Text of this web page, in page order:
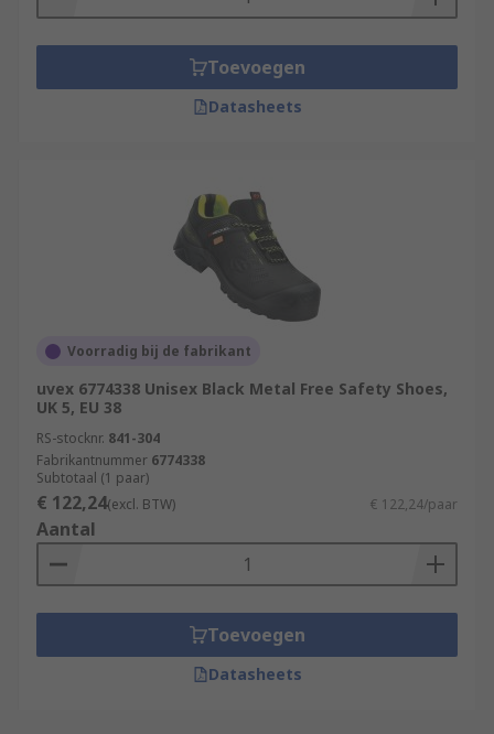
Toevoegen
Datasheets
Voorradig bij de fabrikant
uvex 6774338 Unisex Black Metal Free Safety Shoes,
UK 5, EU 38
RS-stocknr. 841-304
Fabrikantnummer 6774338
Subtotaal (1 paar)
€ 122,24(excl. BTW) € 122,24/paar
Aantal
Toevoegen
Datasheets